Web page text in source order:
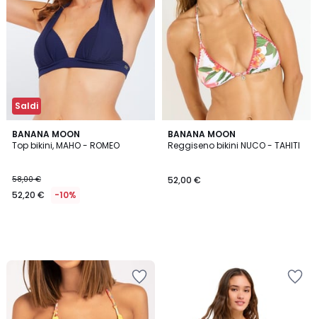
Saldi
BANANA MOON
Top bikini, MAHO - ROMEO
58,00 €
52,20 € -10%
BANANA MOON
Reggiseno bikini NUCO - TAHITI
52,00 €